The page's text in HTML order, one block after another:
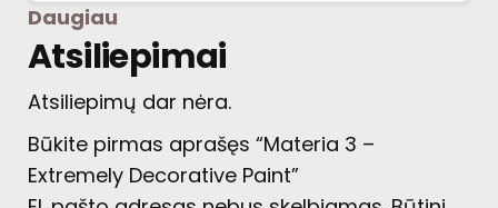
Daugiau
Atsiliepimai
Atsiliepimų dar nėra.
Būkite pirmas aprašęs “Materia 3 –
Extremely Decorative Paint”